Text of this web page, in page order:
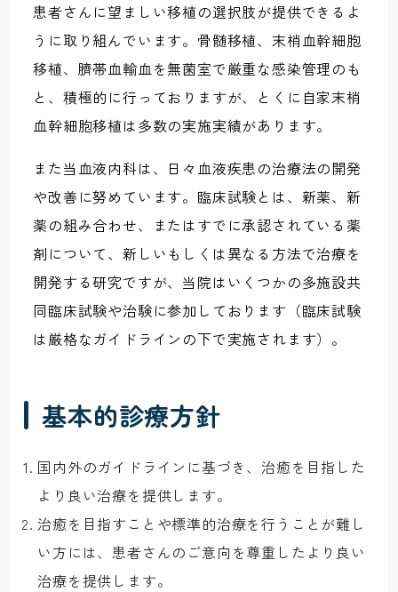
患者さんに望ましい移植の選択肢が提供できるよ
うに取り組んでいます。骨髄移植、末梢血幹細胞
移植、臍帯血輸血を無菌室で厳重な感染管理のも
と、積極的に行っておりますが、とくに自家末梢
血幹細胞移植は多数の実施実績があります。
また当血液内科は、日々血液疾患の治療法の開発
や改善に努めています。臨床試験とは、新薬、新
薬の組み合わせ、またはすでに承認されている薬
剤について、新しいもしくは異なる方法で治療を
開発する研究ですが、当院はいくつかの多施設共
同臨床試験や治験に参加しております（臨床試験
は厳格なガイドラインの下で実施されます）。
基本的診療方針
国内外のガイドラインに基づき、治癒を目指した
より良い治療を提供します。
治癒を目指すことや標準的治療を行うことが難し
い方には、患者さんのご意向を尊重したより良い
治療を提供します。